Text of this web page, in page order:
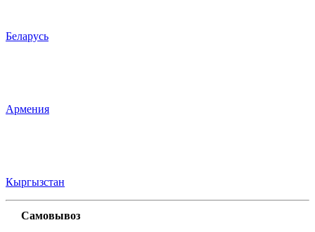
Беларусь
Армения
Кыргызстан
Самовывоз